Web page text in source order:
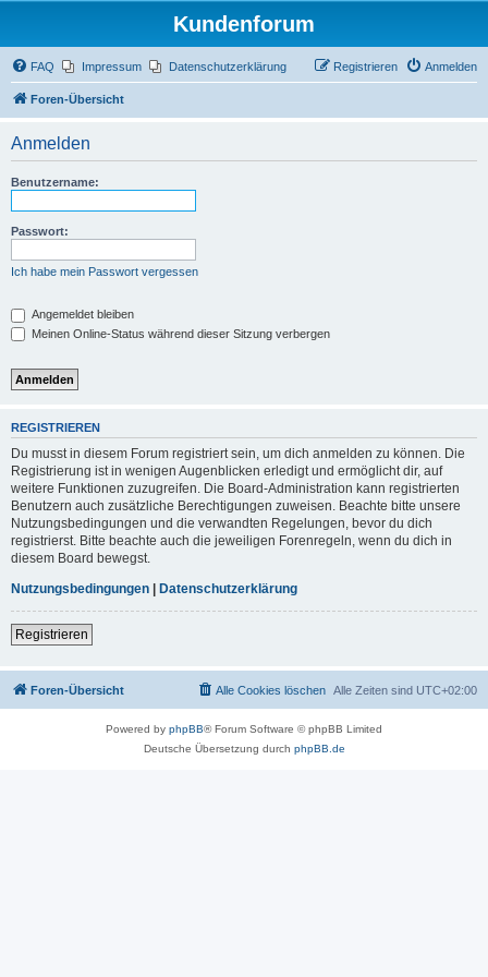
Kundenforum
FAQ Impressum Datenschutzerklärung Anmelden
Registrieren
Foren-Übersicht
Anmelden
Benutzername:
Passwort:
Ich habe mein Passwort vergessen
Angemeldet bleiben
Meinen Online-Status während dieser Sitzung verbergen
REGISTRIEREN
Du musst in diesem Forum registriert sein, um dich anmelden zu können. Die
Registrierung ist in wenigen Augenblicken erledigt und ermöglicht dir, auf
weitere Funktionen zuzugreifen. Die Board-Administration kann registrierten
Benutzern auch zusätzliche Berechtigungen zuweisen. Beachte bitte unsere
Nutzungsbedingungen und die verwandten Regelungen, bevor du dich
registrierst. Bitte beachte auch die jeweiligen Forenregeln, wenn du dich in
diesem Board bewegst.
Nutzungsbedingungen | Datenschutzerklärung
Registrieren
Foren-Übersicht Alle Zeiten sind UTC+02:00
Alle Cookies löschen
Powered by phpBB® Forum Software © phpBB Limited
Deutsche Übersetzung durch phpBB.de